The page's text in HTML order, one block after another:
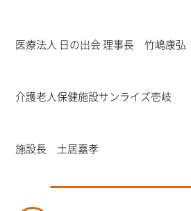
医療法人 日の出会 理事長 竹嶋康弘
介護老人保健施設サンライズ壱岐
施設長 土居嘉孝